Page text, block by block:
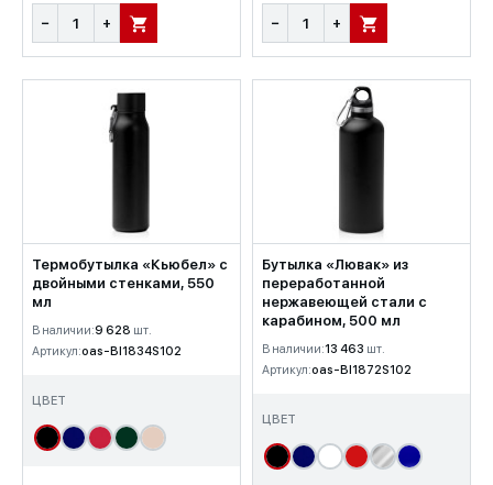
− + В КОРЗИНУ − + В КОРЗИНУ
Термобутылка «Кьюбел» с
двойными стенками, 550
мл
В наличии:9 628 шт.
Артикул:oas-BI1834S102
ЦВЕТ
Бутылка «Лювак» из
переработанной
нержавеющей стали с
карабином, 500 мл
В наличии:13 463 шт.
Артикул:oas-BI1872S102
ЦВЕТ